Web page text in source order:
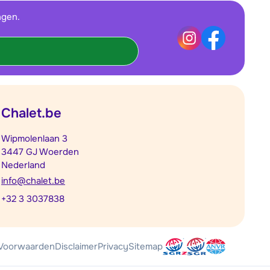
Chalet.be
Wipmolenlaan 3
3447 GJ Woerden
Nederland
info@chalet.be
+32 3 3037838
DisclaimerPrivacySitemap